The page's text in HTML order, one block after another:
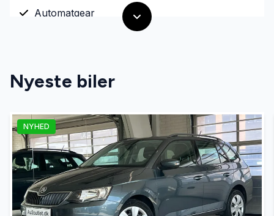
Automatgear
Dæktryksystem
El-ruder x4
El-spejle med varme
Fartpilot
Nyeste biler
NYHED